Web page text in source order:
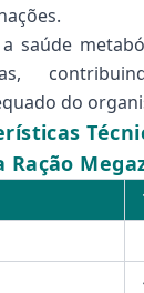
a saúde
do
Ração